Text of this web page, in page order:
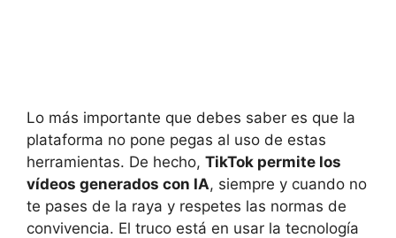
Lo más importante que debes saber es que la
plataforma no pone pegas al uso de estas
herramientas. De hecho, TikTok permite los
vídeos generados con IA, siempre y cuando no
te pases de la raya y respetes las normas de
convivencia. El truco está en usar la tecnología